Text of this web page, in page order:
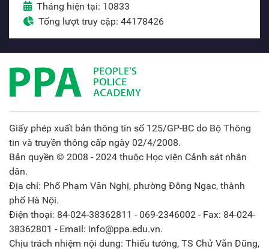
Tháng hiện tại: 10833
Tổng lượt truy cập: 44178426
Giấy phép xuất bản thông tin số 125/GP-BC do Bộ Thông
tin và truyền thông cấp ngày 02/4/2008.
Bản quyền © 2008 - 2024 thuộc Học viện Cảnh sát nhân
dân.
Địa chỉ: Phố Phạm Văn Nghị, phường Đông Ngạc, thành
phố Hà Nội.
Điện thoại: 84-024-38362811 - 069-2346002 - Fax: 84-024-
38362801 - Email: info@ppa.edu.vn.
Chịu trách nhiệm nội dung: Thiếu tướng, TS Chử Văn Dũng,